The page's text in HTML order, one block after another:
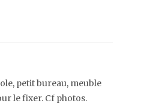
petit bureau, meuble
le fixer. Cf photos.